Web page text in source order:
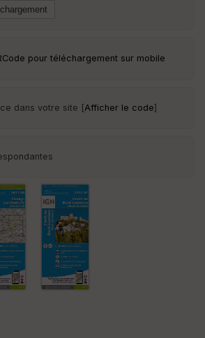
pour téléchargement sur mobile
dans votre site [Afficher le code]